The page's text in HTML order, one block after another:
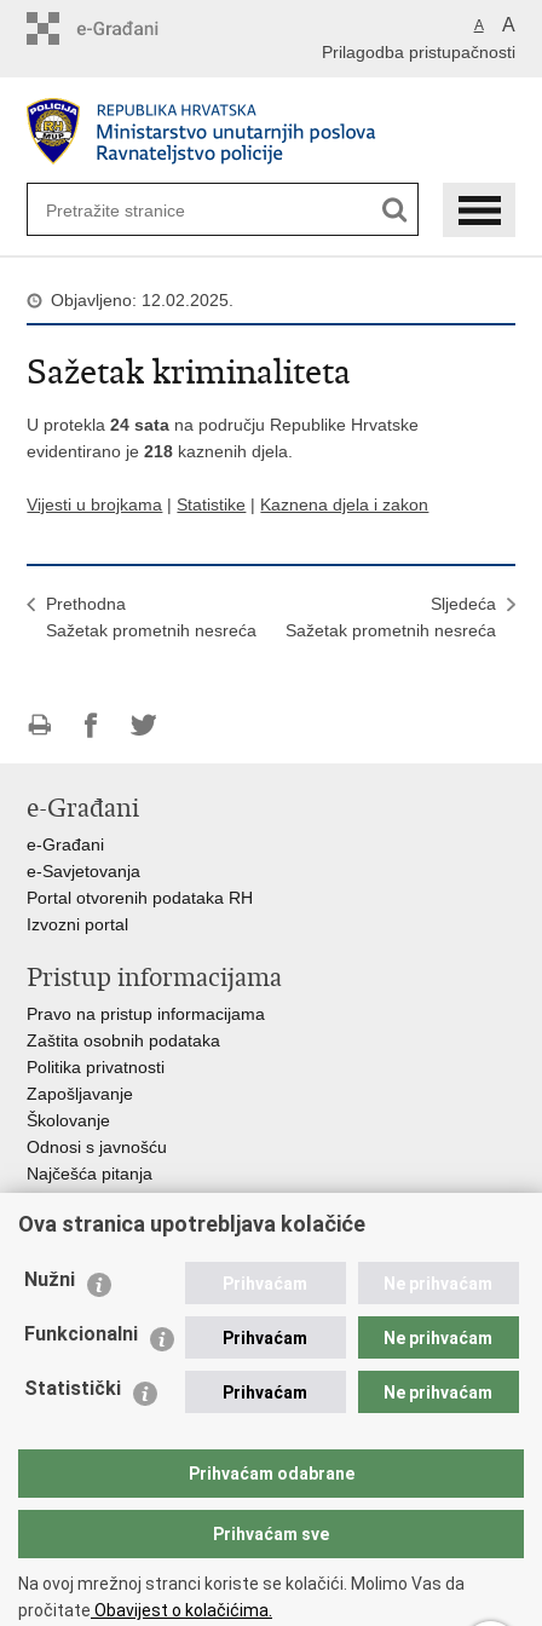
A A
Prilagodba pristupačnosti
Objavljeno: 12.02.2025.
Sažetak kriminaliteta
U protekla24 sata na području Republike Hrvatske
evidentirano je 218 kaznenih djela.
Vijesti u brojkama | Statistike | Kaznena djela i zakon
Prethodna
Sažetak prometnih nesreća
Sljedeća
Sažetak prometnih nesreća
FacebookuTwitteru
e-Građani
e-Građani
e-Savjetovanja
Portal otvorenih podataka RH
Izvozni portal
Pristup informacijama
Pravo na pristup informacijama
Zaštita osobnih podataka
Politika privatnosti
Zapošljavanje
Školovanje
Odnosi s javnošću
Najčešća pitanja
Važne poveznice
EMN Nacionalna kontaktna točka za Republiku Hrvatsku
Policijska akademija
Zaklada policijske solidarnosti
Sindikati
Copyright © 2026 Ravnateljstvo policije.
Ova stranica upotrebljava kolačiće
Nužni Prihvaćam Ne prihvaćam
Funkcionalni Prihvaćam Ne prihvaćam
Statistički Prihvaćam Ne prihvaćam
Prihvaćam odabrane
Prihvaćam sve
Na ovoj mrežnoj stranci koriste se kolačići. Molimo Vas da
pročitate Obavijest o kolačićima.